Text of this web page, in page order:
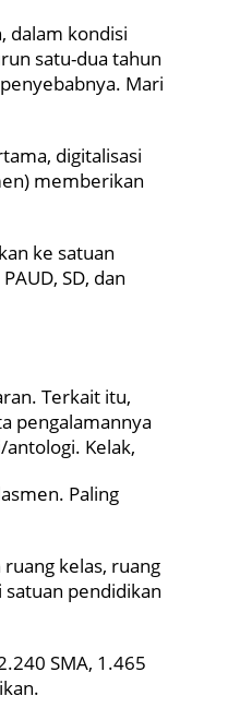
dalam kondisi
satu-dua tahun
Mari
digitalisasi
memberikan
ke satuan
SD, dan
Terkait itu,
pengalamannya
antologi. Kelak,
Paling
kelas, ruang
satuan pendidikan
SMA, 1.465